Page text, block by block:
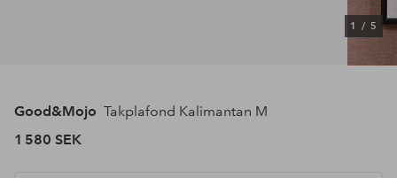
1 / 5
Good&Mojo Takplafond Kalimantan M
1 580 SEK